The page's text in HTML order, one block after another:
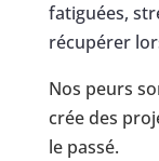
fatiguées,
récupérer
Nos peurs
crée des
le passé.